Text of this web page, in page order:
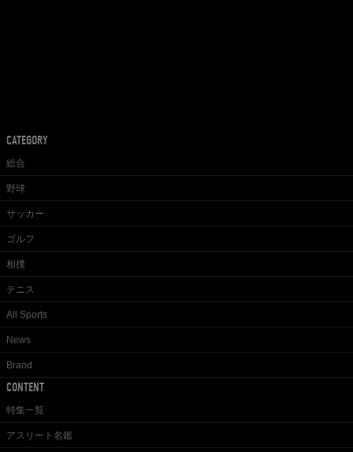
CATEGORY
総合
野球
サッカー
ゴルフ
相撲
テニス
All Sports
News
Brand
CONTENT
特集一覧
アスリート名鑑